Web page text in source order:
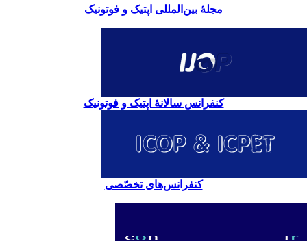
مجلۀ بین‌المللی اپتیک و فوتونیک
کنفرانس سالانۀ اپتیک و فوتونیک
کنفرانس‌های تخصّصی